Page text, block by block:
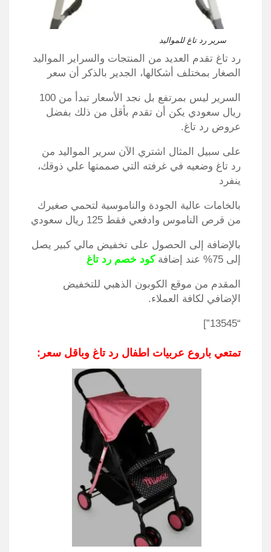
سرير رد تاغ للمواليد
رد تاغ تقدم العديد من المنتجات والسراير المواليد
الصغار بمختلف أشكالها، الجدير بالذكر أن سعر
السرير ليس بمرتفع بل نجد الأسعار تبدأ من 100
ريال سعودي يكن أن تقدم بأقل من ذلك بفضل
عروض رد تاغ.
على سبيل المثال اشتري الآن سرير المواليد من
رد تاغ وضعيه في غرفته التي صممتها علي ذوقك،
ينفرد
بالخامات عالية الجودة والناموسية لتحمي صغيرك
من قرص الناموس وادفعي فقط 125 ريال سعودي
بالإضافة إلى الحصول على تخفيض مالي كبير يصل
إلى 75% عند إضافة
كود خصم رد تاغ
المقدم من موقع الكوبون الذهبي للتخفيض
الإضافي لكافة العملاء.
“13545”]
تمتعي باروع عربيات اطفال رد تاغ وباقل سعر: